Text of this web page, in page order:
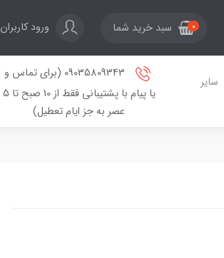
0 سبد خرید شما ورود کاربران
سایر
09035809343 (برای تماس و
یا پیام با پشتیبانی فقط از 10 صبح تا 5
عصر به جز ایام تعطیل)